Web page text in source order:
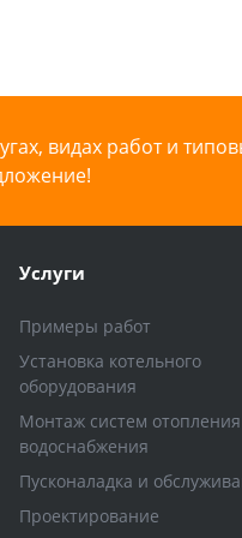
видах работ и
Услуги
Примеры работ
Установка котельного
оборудования
Монтаж систем
водоснабжения
Пусконаладка и
Проектирование